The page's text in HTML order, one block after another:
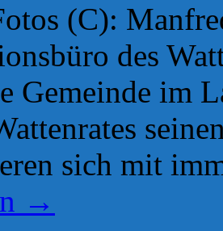
(C):
des
Gemeinde im
sich mit
→